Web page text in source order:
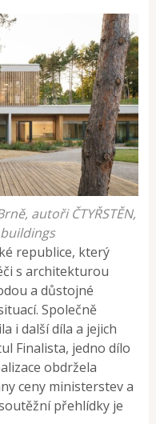
autoři ČTYŘSTĚN,
republice, který
s architekturou
a důstojné
Společně
i další díla a jejich
Finalista, jedno dílo
obdržela
ceny ministerstev a
přehlídky je